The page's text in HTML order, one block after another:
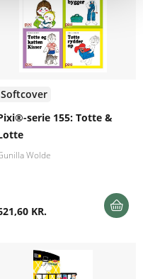
Softcover
serie 155: Totte &
Wolde
KR.